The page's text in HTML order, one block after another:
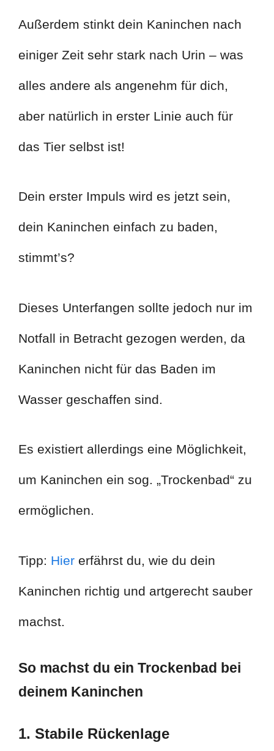
Außerdem stinkt dein Kaninchen nach
einiger Zeit sehr stark nach Urin – was
alles andere als angenehm für dich,
aber natürlich in erster Linie auch für
das Tier selbst ist!
Dein erster Impuls wird es jetzt sein,
dein Kaninchen einfach zu baden,
stimmt’s?
Dieses Unterfangen sollte jedoch nur im
Notfall in Betracht gezogen werden, da
Kaninchen nicht für das Baden im
Wasser geschaffen sind.
Es existiert allerdings eine Möglichkeit,
um Kaninchen ein sog. „Trockenbad“ zu
ermöglichen.
Tipp: Hier erfährst du, wie du dein
Kaninchen richtig und artgerecht sauber
machst.
So machst du ein Trockenbad bei
deinem Kaninchen
1. Stabile Rückenlage